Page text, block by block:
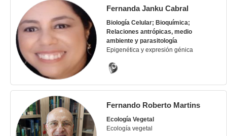
Fernanda Janku Cabral
Biología Celular; Bioquímica;
Relaciones antrópicas, medio
ambiente y parasitología
Epigenética y expresión génica
Fernando Roberto Martins
Ecología Vegetal
Ecología vegetal